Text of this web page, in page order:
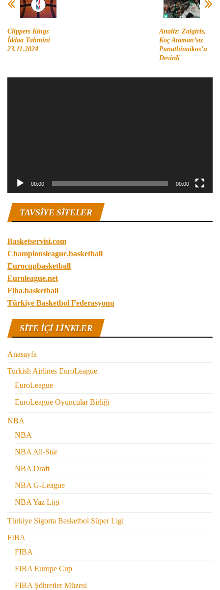
Clippers Kings
İddaa Tahmini
23.11.2024
Analiz: Zalgiris,
Koç Ataman’sız
Panathinaikos’u
Devirdi
00:00 00:00
TAVSIYE SITELER
Basketservisi.com
Championsleague.basketball
Eurocupbasketball
Euroleague.net
Fiba.basketball
Türkiye Basketbol Federasyonu
SITE IÇI LINKLER
Anasayfa
Turkish Airlines EuroLeague
EuroLeague
EuroLeague Oyuncular Birliği
NBA
NBA
NBA All-Star
NBA Draft
NBA G-League
NBA Yaz Ligi
Türkiye Sigorta Basketbol Süper Ligi
FIBA
FIBA
FIBA Europe Cup
FIBA Şöhretler Müzesi